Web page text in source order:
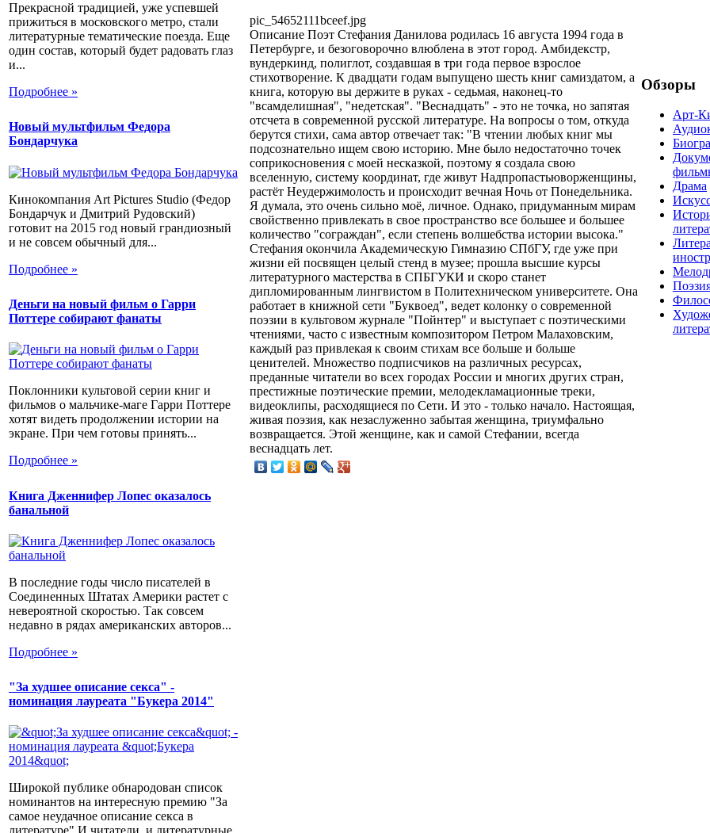
Прекрасной традицией, уже успевшей
прижиться в московского метро, стали
литературные тематические поезда. Еще
один состав, который будет радовать глаз
и...
Подробнее »
Новый мультфильм Федора
Бондарчука
Кинокомпания Art Pictures Studio (Федор
Бондарчук и Дмитрий Рудовский)
готовит на 2015 год новый грандиозный
и не совсем обычный для...
Подробнее »
Деньги на новый фильм о Гарри
Поттере собирают фанаты
Поклонники культовой серии книг и
фильмов о мальчике-маге Гарри Поттере
хотят видеть продолжении истории на
экране. При чем готовы принять...
Подробнее »
Книга Дженнифер Лопес оказалось
банальной
В последние годы число писателей в
Соединенных Штатах Америки растет с
невероятной скоростью. Так совсем
недавно в рядах американских авторов...
Подробнее »
"За худшее описание секса" -
номинация лауреата "Букера 2014"
Широкой публике обнародован список
номинантов на интересную премию "За
самое неудачное описание секса в
pic_54652111bceef.jpg
Описание Поэт Стефания Данилова родилась 16 августа 1994 года в
Петербурге, и безоговорочно влюблена в этот город. Амбидекстр,
вундеркинд, полиглот, создавшая в три года первое взрослое
стихотворение. К двадцати годам выпущено шесть книг самиздатом, а
книга, которую вы держите в руках - седьмая, наконец-то
"всамделишная", "недетская". "Веснадцать" - это не точка, но запятая
отсчета в современной русской литературе. На вопросы о том, откуда
берутся стихи, сама автор отвечает так: "В чтении любых книг мы
подсознательно ищем свою историю. Мне было недостаточно точек
соприкосновения с моей несказкой, поэтому я создала свою
вселенную, систему координат, где живут Надпропастьюворженщины,
растёт Неудержимолость и происходит вечная Ночь от Понедельника.
Я думала, это очень сильно моё, личное. Однако, придуманным мирам
свойственно привлекать в свое пространство все большее и большее
количество "сограждан", если степень волшебства истории высока."
Стефания окончила Академическую Гимназию СПбГУ, где уже при
жизни ей посвящен целый стенд в музее; прошла высшие курсы
литературного мастерства в СПБГУКИ и скоро станет
дипломированным лингвистом в Политехническом университете. Она
работает в книжной сети "Буквоед", ведет колонку о современной
поэзии в культовом журнале "Пойнтер" и выступает с поэтическими
чтениями, часто с известным композитором Петром Малаховским,
каждый раз привлекая к своим стихам все больше и больше
ценителей. Множество подписчиков на различных ресурсах,
преданные читатели во всех городах России и многих других стран,
престижные поэтические премии, мелодекламационные треки,
видеоклипы, расходящиеся по Сети. И это - только начало. Настоящая,
живая поэзия, как незаслуженно забытая женщина, триумфально
возвращается. Этой женщине, как и самой Стефании, всегда
веснадцать лет.
Обзоры
Арт-
Драма